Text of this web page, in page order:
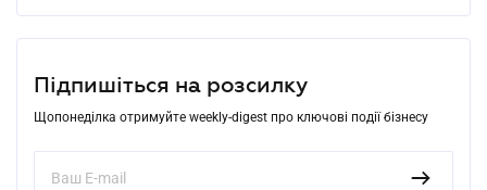
Підпишіться на розсилку
Щопонеділка отримуйте weekly-digest про ключові події бізнесу